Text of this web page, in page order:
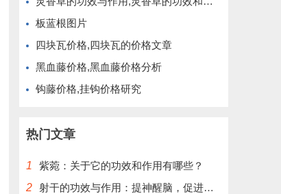
板蓝根图片
四块瓦价格,四块瓦的价格文章
黑血藤价格,黑血藤价格分析
钩藤价格,挂钩价格研究
热门文章
1
紫菀：关于它的功效和作用有哪些？
2 射干的功效与作用：提神醒脑，促进血液循环，增强免疫力